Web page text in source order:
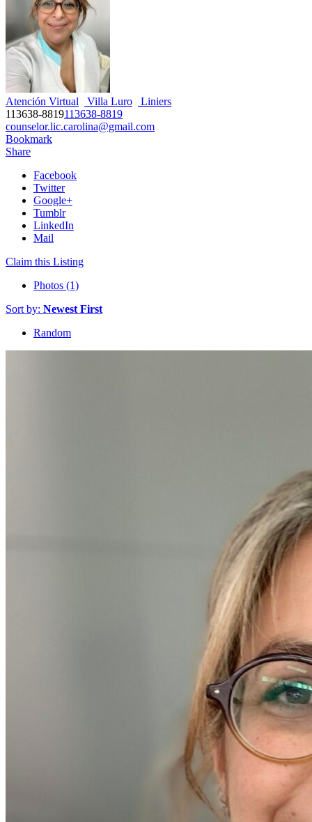
Atención Virtual Villa Luro
Liniers
113638-8819113638-8819
counselor.lic.carolina@gmail.com
Bookmark
Share
Facebook
Twitter
Google+
Tumblr
LinkedIn
Mail
Claim this Listing
Photos (1)
Sort by: Newest First
Random